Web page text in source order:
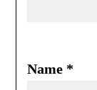
Name *